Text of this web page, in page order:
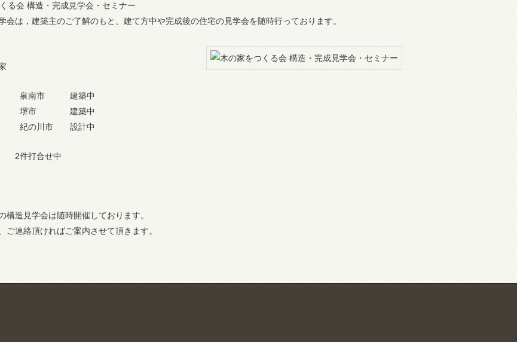
会は，建築主のご了解のもと、建て方中や完成後の住宅の見学会を随時行っております。
泉南市 建築中
堺市 建築中
紀の川市 設計中
件打合せ中
構造見学会は随時開催しております。
ご連絡頂ければご案内させて頂きます。